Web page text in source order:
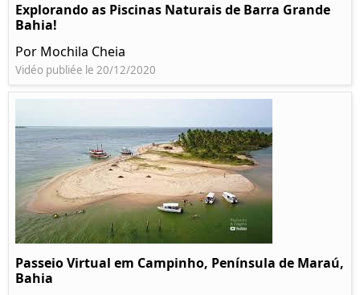
Explorando as Piscinas Naturais de Barra Grande
Bahia!
Por Mochila Cheia
Vidéo publiée le 20/12/2020
Passeio Virtual em Campinho, Península de Maraú,
Bahia